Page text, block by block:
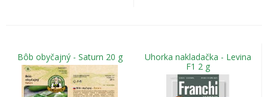
Bôb obyčajný - Saturn 20 g
Uhorka nakladačka - Levina
F1 2 g